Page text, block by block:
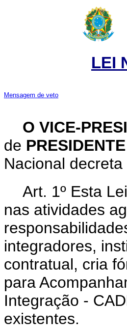
LEI
Mensagem de veto
O VICE-
de
Nacional
Art. 1º Esta
nas atividades
integradores,
contratual, cria
para
Integração -
existentes.